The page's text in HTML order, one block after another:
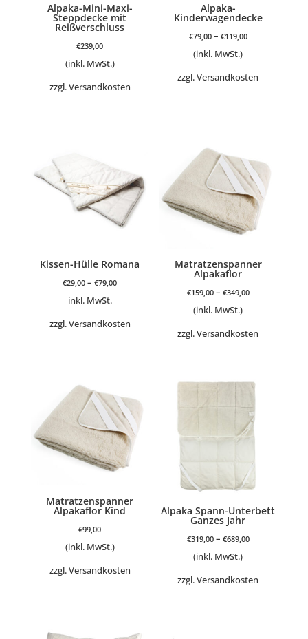
Alpaka-Mini-Maxi-
Steppdecke mit
Reißverschluss
€239,00
(inkl. MwSt.)
zzgl.Versandkosten
Alpaka-
Kinderwagendecke
€79,00– €119,00
(inkl. MwSt.)
zzgl.Versandkosten
Kissen-Hülle Romana
€29,00 –€79,00
inkl. MwSt.
zzgl.Versandkosten
Matratzenspanner
Alpakaflor
€159,00– €349,00
(inkl. MwSt.)
zzgl.Versandkosten
Matratzenspanner
Alpakaflor Kind
€99,00
(inkl. MwSt.)
zzgl.Versandkosten
Alpaka Spann-Unterbett
Ganzes Jahr
€319,00– €689,00
(inkl. MwSt.)
zzgl.Versandkosten